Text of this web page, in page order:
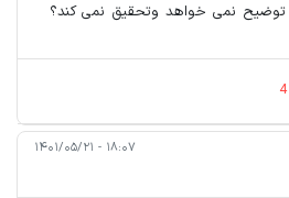
توضیح نمی خواهد وتحقیق نمی کند؟
4
۱۸:۰۷ - ۱۴۰۱/۰۵/۲۱